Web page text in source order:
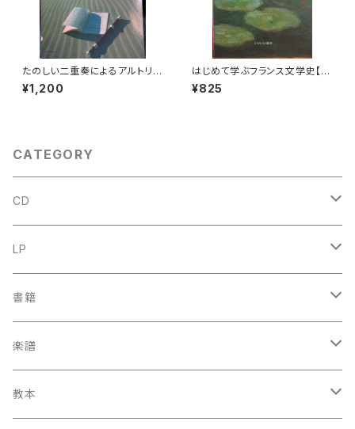
たのしい二重奏によるアルトリコ
ーダーエチュード 第1巻【編著：
吉沢実】出版社：全音楽譜出版
¥1,200
はじめて学ぶフランス文学史【著
者：横山安由美, 朝比奈美知子】
出版社：ミネルヴァ書房 2002
¥825
CATEGORY
CD
古楽
中古CD
鍋島元子関連CD
古楽以外
中古CD
LP
古楽
中古LP
鍋島元子関連LP
古楽以外
中古LP
書籍
古楽関係
中古本
古楽以外
楽譜
古楽関係
教本